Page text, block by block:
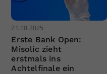
21.10.2025
Erste Bank Open:
Misolic zieht
erstmals ins
Achtelfinale ein